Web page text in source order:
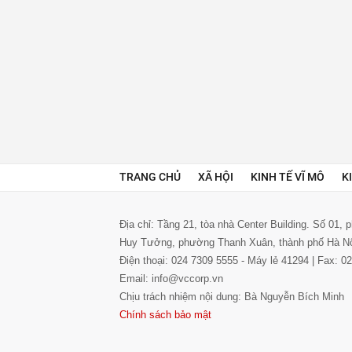
TRANG CHỦ XÃ HỘI KINH TẾ VĨ MÔ
Địa chỉ: Tầng 21, tòa nhà Center Building. Số 01,
Huy Tưởng, phường Thanh Xuân, thành phố Hà
Điện thoại: 024 7309 5555 - Máy lẻ 41294 | Fax:
Email: info@vccorp.vn
Chịu trách nhiệm nội dung: Bà Nguyễn Bích Minh
Chính sách bảo mật